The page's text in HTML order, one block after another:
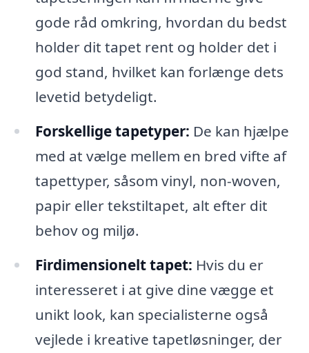
gode råd omkring, hvordan du bedst
holder dit tapet rent og holder det i
god stand, hvilket kan forlænge dets
levetid betydeligt.
Forskellige tapetyper: De kan hjælpe
med at vælge mellem en bred vifte af
tapettyper, såsom vinyl, non-woven,
papir eller tekstiltapet, alt efter dit
behov og miljø.
Firdimensionelt tapet: Hvis du er
interesseret i at give dine vægge et
unikt look, kan specialisterne også
vejlede i kreative tapetløsninger, der